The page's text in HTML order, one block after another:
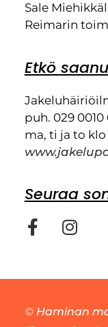
Sale
Reimarin
Etkö
puh. 029 0010
ma, ti ja to klo
Seuraa
© Haminan